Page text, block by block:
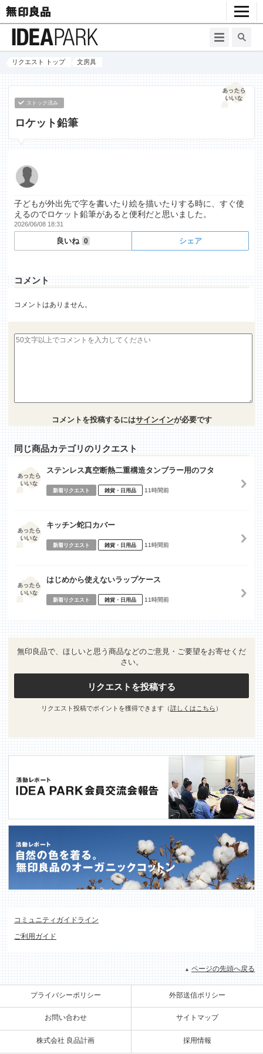
リクエスト トップ 文房具
ストック済み
ロケット鉛筆
子どもが外出先で字を書いたり絵を描いたりする時に、すぐ使
えるのでロケット鉛筆があると便利だと思いました。
2026/06/08 18:31
良いね 0 シェア
コメント
コメントはありません。
コメントを投稿するにはサインインが必要です
同じ商品カテゴリのリクエスト
ステンレス真空断熱二重構造タンブラー用のフタ
新着リクエスト 雑貨・日用品 11時間前
キッチン蛇口カバー
新着リクエスト 雑貨・日用品 11時間前
はじめから使えないラップケース
新着リクエスト 雑貨・日用品 11時間前
無印良品で、ほしいと思う商品などのご意見・ご要望をお寄せくだ
さい。
リクエストを投稿する
リクエスト投稿でポイントを獲得できます（詳しくはこちら ）
コミュニティガイドライン
ご利用ガイド
ページの先頭へ戻る
プライバシーポリシー 外部送信ポリシー
お問い合わせ サイトマップ
株式会社 良品計画 採用情報